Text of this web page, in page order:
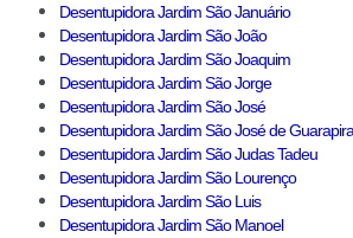
Desentupidora Jardim São Januário
Desentupidora Jardim São João
Desentupidora Jardim São Joaquim
Desentupidora Jardim São Jorge
Desentupidora Jardim São José
Desentupidora Jardim São José de
Desentupidora Jardim São Judas Tadeu
Desentupidora Jardim São Lourenço
Desentupidora Jardim São Luis
Desentupidora Jardim São Manoel